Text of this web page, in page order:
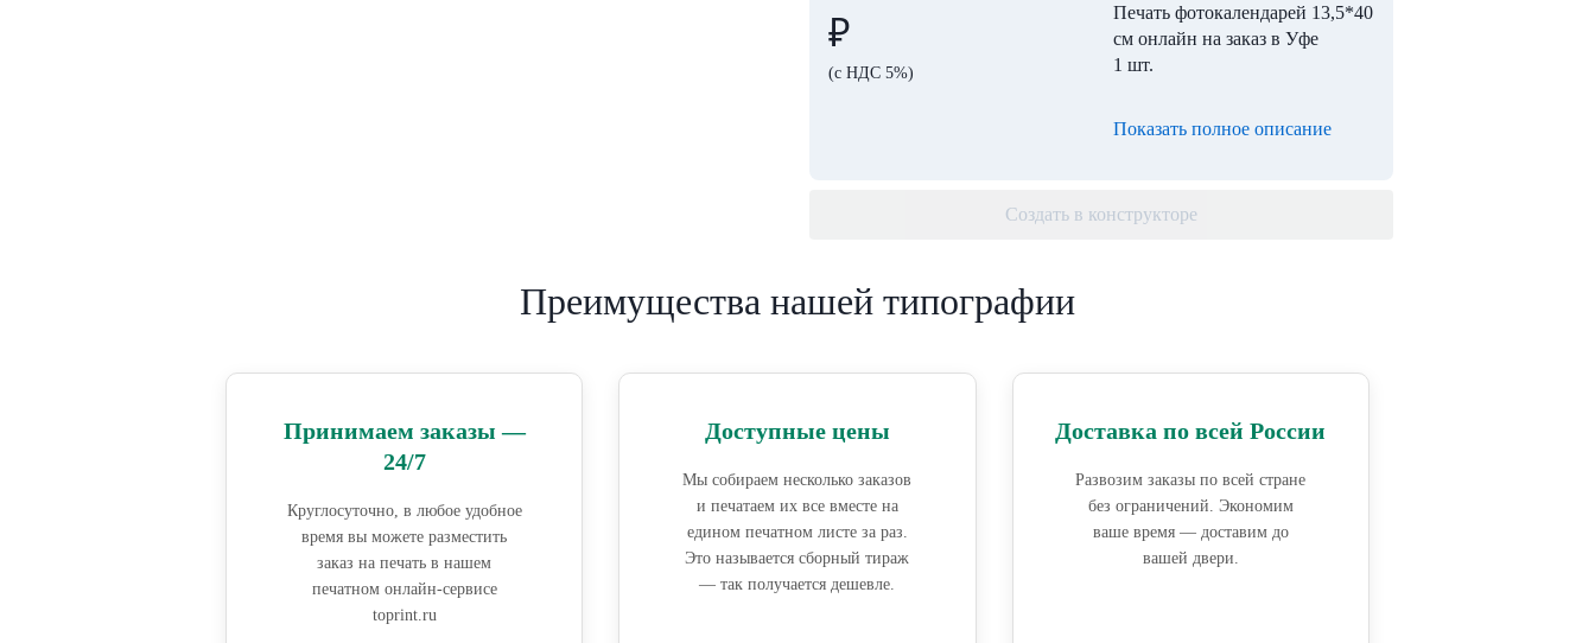
₽
(с НДС 5%)
Печать фотокалендарей 13,5*40
см онлайн на заказ в Уфе
1 шт.
Показать полное описание
Создать в конструкторе
Преимущества нашей типографии
Принимаем заказы —
24/7
Круглосуточно, в любое удобное
время вы можете разместить
заказ на печать в нашем
печатном онлайн-сервисе
toprint.ru
Доступные цены
Мы собираем несколько заказов
и печатаем их все вместе на
едином печатном листе за раз.
Это называется сборный тираж
— так получается дешевле.
Доставка по всей России
Развозим заказы по всей стране
без ограничений. Экономим
ваше время — доставим до
вашей двери.